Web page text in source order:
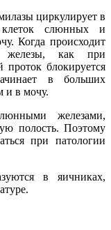
циркулирует в
клеток слюнных и
Когда происходит
железы, как при
проток блокируется
в больших
и в мочу.
железами,
полость. Поэтому
при патологии
в яичниках,